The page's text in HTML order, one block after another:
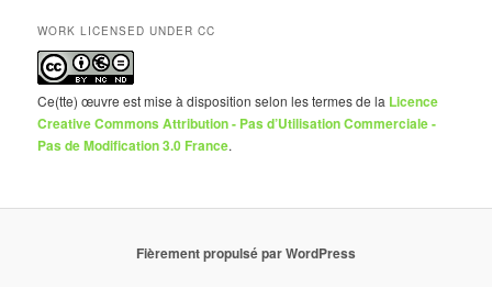
WORK LICENSED UNDER CC
Ce(tte) œuvre est mise à disposition selon les termes de la Licence
Creative Commons Attribution - Pas d’Utilisation Commerciale -
Pas de Modification 3.0 France.
Fièrement propulsé par WordPress